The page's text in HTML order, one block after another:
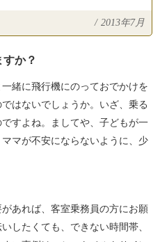
/ 2013年7月
か？
緒に飛行機にのっておでかけを
はないでしょうか。いざ、乗る
すよね。ましてや、子どもが一
マが不安にならないように、少
あれば、客室乗務員の方にお願
したくても、できない時間帯、